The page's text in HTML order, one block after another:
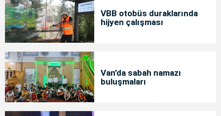
VBB otobüs duraklarında
hijyen çalışması
Van’da sabah namazı
buluşmaları